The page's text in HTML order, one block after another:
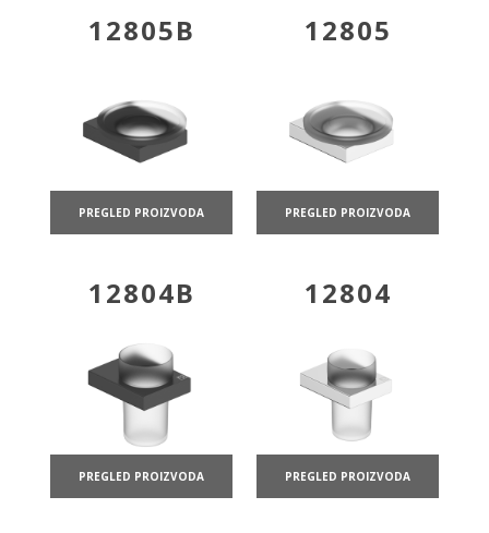
12805B
PREGLED PROIZVODA
12805
PREGLED PROIZVODA
12804B
PREGLED PROIZVODA
12804
PREGLED PROIZVODA